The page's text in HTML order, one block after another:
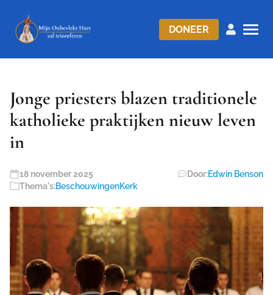
DONEER
Jonge priesters blazen traditionele
katholieke praktijken nieuw leven
in
18 november 2025 Door:Edwin Benson
Thema's:BeschouwingenKerk